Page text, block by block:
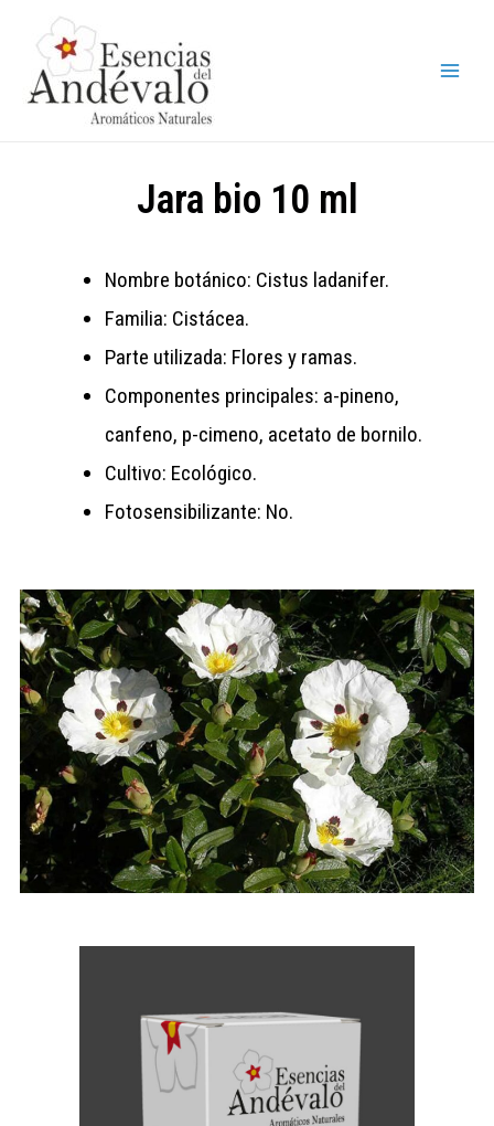
Jara bio 10 ml
Nombre botánico: Cistus ladanifer.
Familia: Cistácea.
Parte utilizada: Flores y ramas.
Componentes principales: a-pineno,
canfeno, p-cimeno, acetato de bornilo.
Cultivo: Ecológico.
Fotosensibilizante: No.